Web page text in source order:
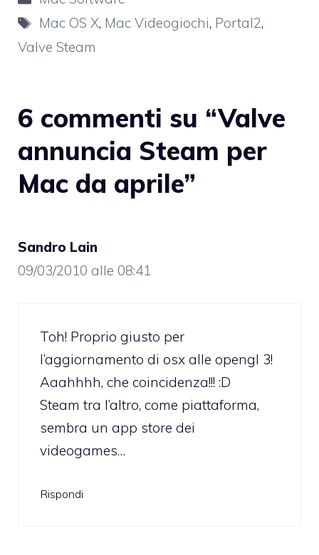
Tag
Mac OS X, Mac Videogiochi, Portal2,
Valve Steam
6 commenti su “Valve
annuncia Steam per
Mac da aprile”
Sandro Lain
09/03/2010 alle 08:41
Toh! Proprio giusto per
l’aggiornamento di osx alle opengl 3!
Aaahhhh, che coincidenza!!! :D
Steam tra l’altro, come piattaforma,
sembra un app store dei
videogames…
Rispondi